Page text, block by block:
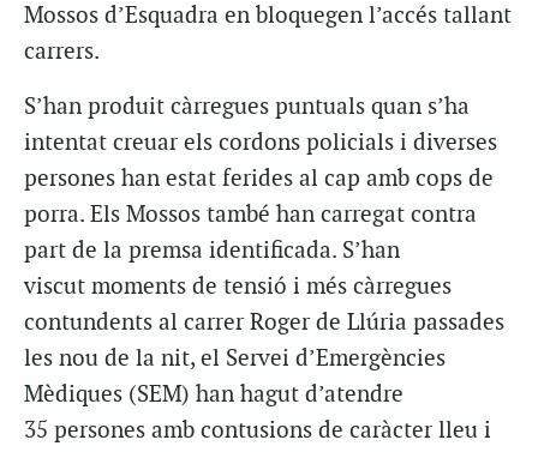
Mossos d’Esquadra en bloquegen l’accés tallant
carrers.
S’han produit càrregues puntuals quan s’ha
intentat creuar els cordons policials i diverses
persones han estat ferides al cap amb cops de
porra. Els Mossos també han carregat contra
part de la premsa identificada. S’han
viscut moments de tensió i més càrregues
contundents al carrer Roger de Llúria passades
les nou de la nit, el Servei d’Emergències
Mèdiques (SEM) han hagut d’atendre
35 persones amb contusions de caràcter lleu i